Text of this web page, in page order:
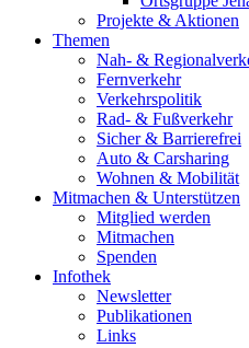
Projekte & Aktionen
Themen
Nah- &
Fernverkehr
Verkehrspolitik
Rad- & Fußverkehr
Sicher & Barrierefrei
Auto & Carsharing
Wohnen & Mobilität
Mitmachen & Unterstützen
Mitglied werden
Mitmachen
Spenden
Infothek
Newsletter
Publikationen
Links